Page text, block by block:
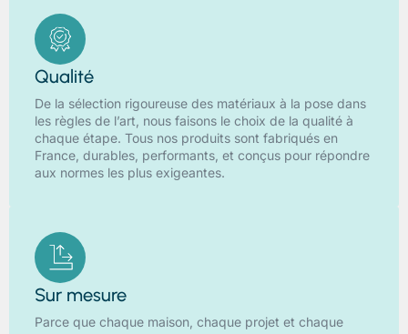
Qualité
De la sélection rigoureuse des matériaux à la pose dans
les règles de l’art, nous faisons le choix de la qualité à
chaque étape. Tous nos produits sont fabriqués en
France, durables, performants, et conçus pour répondre
aux normes les plus exigeantes.
Sur mesure
Parce que chaque maison, chaque projet et chaque